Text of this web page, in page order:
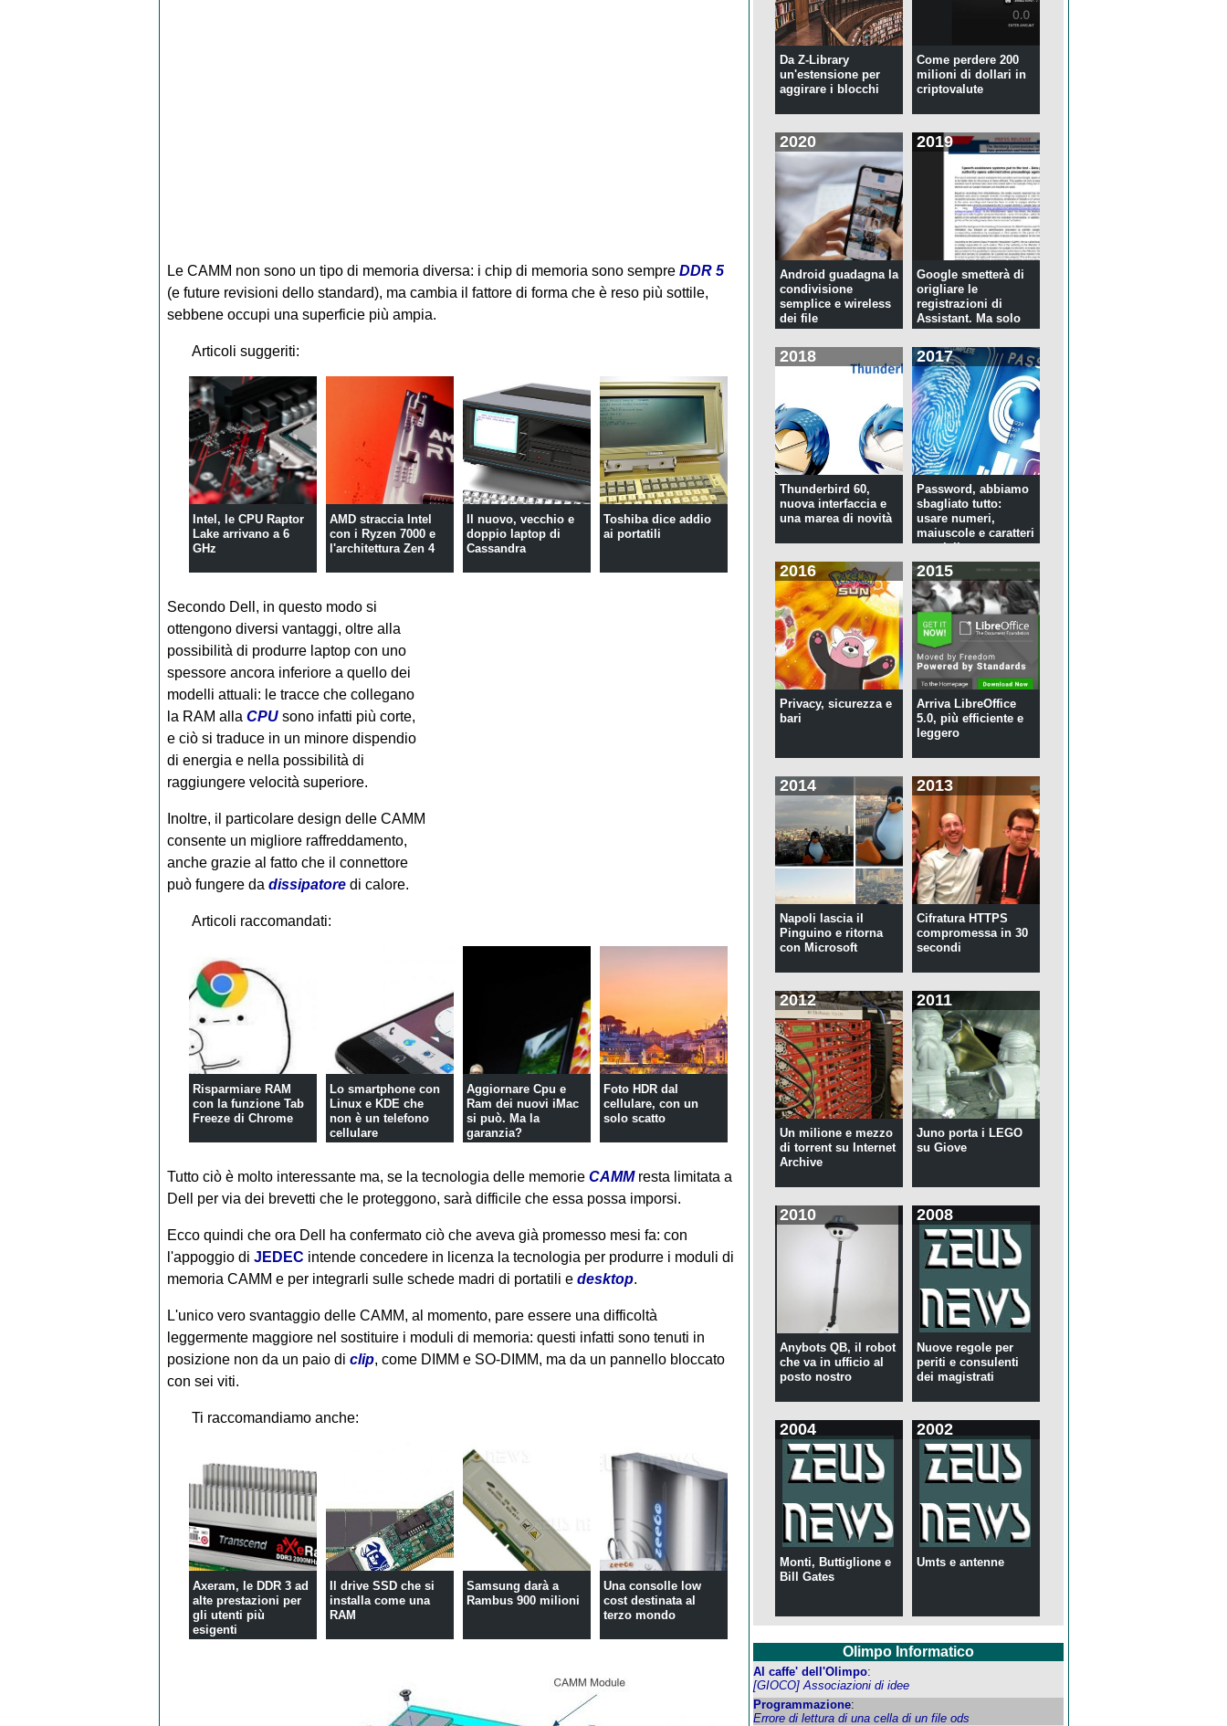
Le CAMM non sono un tipo di memoria diversa: i chip di memoria sono sempre DDR 5
(e future revisioni dello standard), ma cambia il fattore di forma che è reso più sottile,
sebbene occupi una superficie più ampia.
Articoli suggeriti:
Intel, le CPU Raptor
Lake arrivano a 6
GHz
AMD straccia Intel
con i Ryzen 7000 e
l'architettura Zen 4
Il nuovo, vecchio e
doppio laptop di
Cassandra
Toshiba dice addio
ai portatili
Secondo Dell, in questo modo si
ottengono diversi vantaggi, oltre alla
possibilità di produrre laptop con uno
spessore ancora inferiore a quello dei
modelli attuali: le tracce che collegano
la RAM alla CPUsono infatti più corte,
e ciò si traduce in un minore dispendio
di energia e nella possibilità di
raggiungere velocità superiore.
Inoltre, il particolare design delle CAMM
consente un migliore raffreddamento,
anche grazie al fatto che il connettore
può fungere da dissipatoredi calore.
Articoli raccomandati:
Risparmiare RAM
con la funzione Tab
Freeze di Chrome
Lo smartphone con
Linux e KDE che
non è un telefono
cellulare
Aggiornare Cpu e
Ram dei nuovi iMac
si può. Ma la
garanzia?
Foto HDR dal
cellulare, con un
solo scatto
Tutto ciò è molto interessante ma, se la tecnologia delle memorie CAMMresta limitata a
Dell per via dei brevetti che le proteggono, sarà difficile che essa possa imporsi.
Ecco quindi che ora Dell ha confermato ciò che aveva già promesso mesi fa: con
l'appoggio di JEDEC intende concedere in licenza la tecnologia per produrre i moduli di
memoria CAMM e per integrarli sulle schede madri di portatili e desktop.
L'unico vero svantaggio delle CAMM, al momento, pare essere una difficoltà
leggermente maggiore nel sostituire i moduli di memoria: questi infatti sono tenuti in
posizione non da un paio di clip, come DIMM e SO-DIMM, ma da un pannello bloccato
con sei viti.
Ti raccomandiamo anche:
Axeram, le DDR 3 ad
alte prestazioni per
gli utenti più
esigenti
Il drive SSD che si
installa come una
RAM
Samsung darà a
Rambus 900 milioni
Una consolle low
cost destinata al
terzo mondo
Da Z-Library
un'estensione per
aggirare i blocchi
Come perdere 200
milioni di dollari in
criptovalute
2020
Android guadagna la
condivisione
semplice e wireless
dei file
2019
Google smetterà di
origliare le
registrazioni di
Assistant. Ma solo
per tre...
2018
Thunderbird 60,
nuova interfaccia e
una marea di novità
2017
Password, abbiamo
sbagliato tutto:
usare numeri,
maiuscole e caratteri
speciali ...
2016
Privacy, sicurezza e
bari
2015
Arriva LibreOffice
5.0, più efficiente e
leggero
2014
Napoli lascia il
Pinguino e ritorna
con Microsoft
2013
Cifratura HTTPS
compromessa in 30
secondi
2012
Un milione e mezzo
di torrent su Internet
Archive
2011
Juno porta i LEGO
su Giove
2010
Anybots QB, il robot
che va in ufficio al
posto nostro
2008
Nuove regole per
periti e consulenti
dei magistrati
2004
Monti, Buttiglione e
Bill Gates
2002
Umts e antenne
Olimpo Informatico
Al caffe' dell'Olimpo:
[GIOCO] Associazioni di idee
Programmazione:
Errore di lettura di una cella di un file ods